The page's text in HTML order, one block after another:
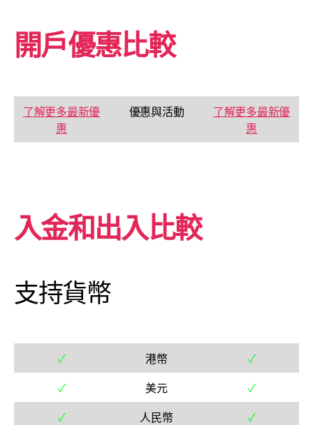
開戶優惠比較
了解更多最新優
惠
優惠與活動
了解更多最新優
惠
入金和出入比較
支持貨幣
✓ 港幣 ✓
✓ 美元 ✓
✓ 人民幣 ✓